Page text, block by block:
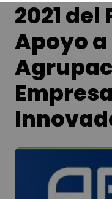
2021
Apoyo